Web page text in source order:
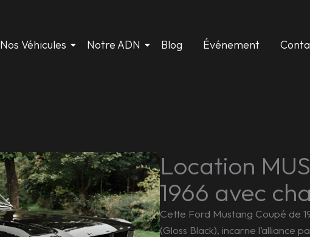
Nos Véhicules Notre ADN Blog Événement
Location
1966 avec
Cette Ford Mustang Coupé de
(Gloss Black), incarne l’alliance